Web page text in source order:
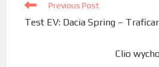
o
k
r
I
n
Previous Post
Test EV: Dacia Spring – Traficar
Clio